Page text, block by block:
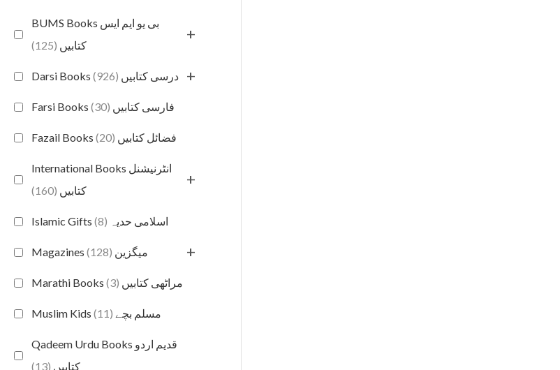
BUMS Books بی یو ایم ایس
کتابیں (125)
+
Darsi Books درسی کتابیں (926) +
Farsi Books فارسی کتابیں (30)
Fazail Books فضائل کتابیں (20)
International Books انٹرنیشنل
کتابیں (160)
+
Islamic Gifts اسلامی حدیہ (8)
Magazines میگزین (128) +
Marathi Books مراٹھی کتابیں (3)
Muslim Kids مسلم بچے (11)
Qadeem Urdu Books قدیم اردو
کتابیں (13)